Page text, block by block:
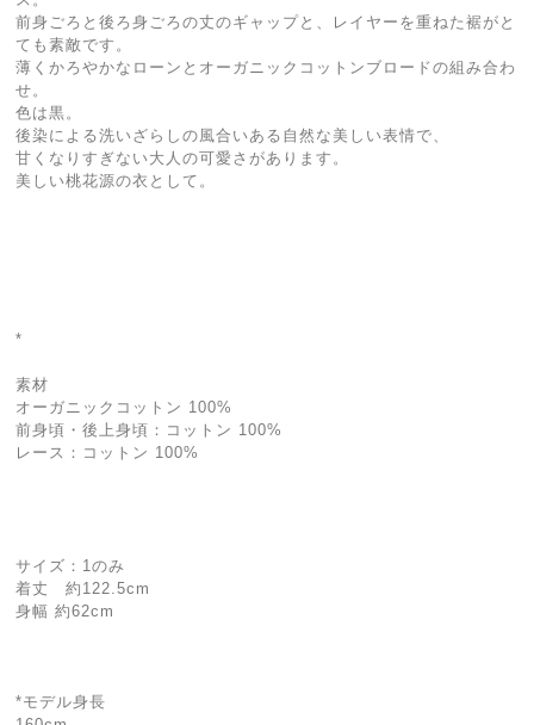
前身ごろと後ろ身ごろの丈のギャップと、レイヤーを重ねた裾がと
ても素敵です。
薄くかろやかなローンとオーガニックコットンブロードの組み合わ
せ。
色は黒。
後染による洗いざらしの風合いある自然な美しい表情で、
甘くなりすぎない大人の可愛さがあります。
美しい桃花源の衣として。
*
素材
オーガニックコットン 100%
前身頃・後上身頃：コットン 100%
レース：コットン 100%
サイズ：1のみ
着丈 約122.5cm
身幅 約62cm
*モデル身長